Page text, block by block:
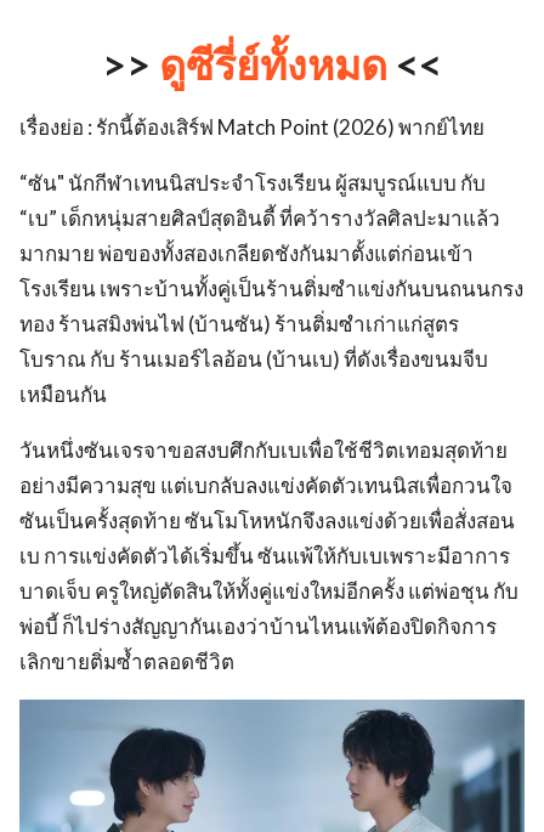
>> ดูซีรี่ย์ทั้งหมด <<
เรื่องย่อ : รักนี้ต้องเสิร์ฟ Match Point (2026) พากย์ไทย
“ซัน" นักกีฬาเทนนิสประจำโรงเรียน ผู้สมบูรณ์แบบ กับ
“เบ” เด็กหนุ่มสายศิลป์สุดอินดี้ ที่คว้ารางวัลศิลปะมาแล้ว
มากมาย พ่อของทั้งสองเกลียดชังกันมาตั้งแต่ก่อนเข้า
โรงเรียน เพราะบ้านทั้งคู่เป็นร้านติ่มซำแข่งกันบนถนนกรง
ทอง ร้านสมิงพ่นไฟ (บ้านซัน) ร้านติ่มซำเก่าแก่สูตร
โบราณ กับ ร้านเมอร์ไลอ้อน (บ้านเบ) ที่ดังเรื่องขนมจีบ
เหมือนกัน
วันหนึ่งซันเจรจาขอสงบศึกกับเบเพื่อใช้ชีวิตเทอมสุดท้าย
อย่างมีความสุข แต่เบกลับลงแข่งคัดตัวเทนนิสเพื่อกวนใจ
ซันเป็นครั้งสุดท้าย ซันโมโหหนักจึงลงแข่งด้วยเพื่อสั่งสอน
เบ การแข่งคัดตัวได้เริ่มขึ้น ซันแพ้ให้กับเบเพราะมีอาการ
บาดเจ็บ ครูใหญ่ตัดสินให้ทั้งคู่แข่งใหม่อีกครั้ง แต่พ่อชุน กับ
พ่อบี้ ก็ไปร่างสัญญากันเองว่าบ้านไหนแพ้ต้องปิดกิจการ
เลิกขายติ่มซ้ำตลอดชีวิต